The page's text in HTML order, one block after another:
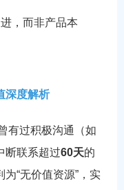
，而非产品本
深度解析
有过积极沟通（如
断联系超过60天的
“无价值资源”，实